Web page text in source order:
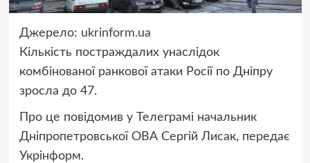
Джерело: ukrinform.ua
Кількість постраждалих унаслідок
комбінованої ранкової атаки Росії по Дніпру
зросла до 47.
Про це повідомив у Телеграмі начальник
Дніпропетровської ОВА Сергій Лисак, передає
Укрінформ.